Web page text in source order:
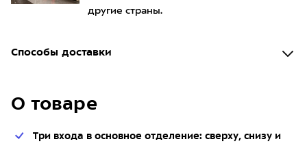
другие страны.
Способы доставки
О товаре
Три входа в основное отделение: сверху, снизу и